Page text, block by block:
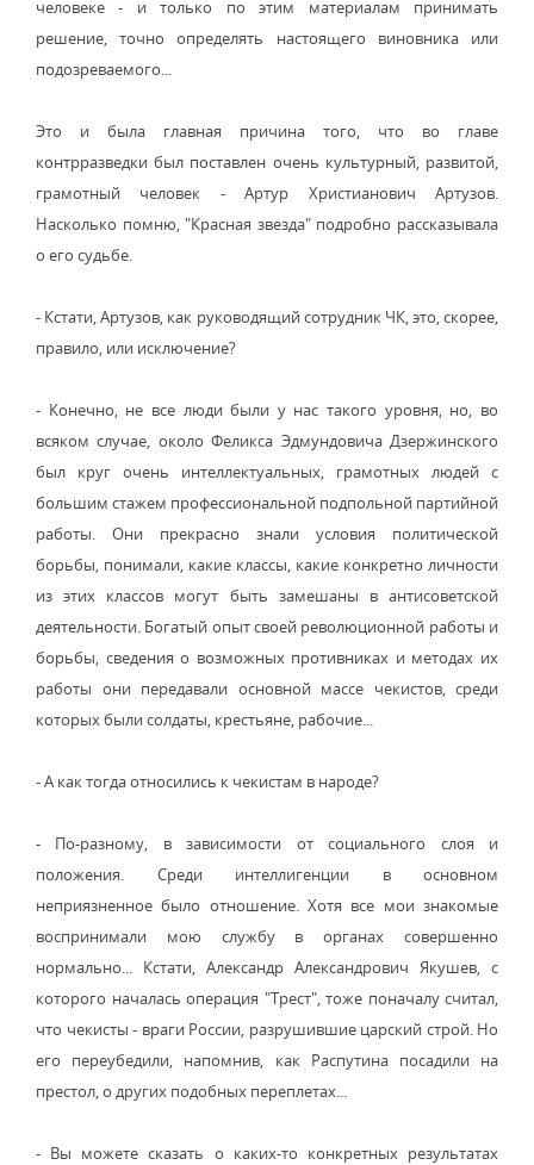
человеке - и только по этим материалам принимать
решение, точно определять настоящего виновника или
подозреваемого...
Это и была главная причина того, что во главе
контрразведки был поставлен очень культурный, развитой,
грамотный человек - Артур Христианович Артузов.
Насколько помню, "Красная звезда" подробно рассказывала
о его судьбе.
- Кстати, Артузов, как руководящий сотрудник ЧК, это, скорее,
правило, или исключение?
- Конечно, не все люди были у нас такого уровня, но, во
всяком случае, около Феликса Эдмундовича Дзержинского
был круг очень интеллектуальных, грамотных людей с
большим стажем профессиональной подпольной партийной
работы. Они прекрасно знали условия политической
борьбы, понимали, какие классы, какие конкретно личности
из этих классов могут быть замешаны в антисоветской
деятельности. Богатый опыт своей революционной работы и
борьбы, сведения о возможных противниках и методах их
работы они передавали основной массе чекистов, среди
которых были солдаты, крестьяне, рабочие...
- А как тогда относились к чекистам в народе?
- По-разному, в зависимости от социального слоя и
положения. Среди интеллигенции в основном
неприязненное было отношение. Хотя все мои знакомые
воспринимали мою службу в органах совершенно
нормально... Кстати, Александр Александрович Якушев, с
которого началась операция "Трест", тоже поначалу считал,
что чекисты - враги России, разрушившие царский строй. Но
его переубедили, напомнив, как Распутина посадили на
престол, о других подобных переплетах...
- Вы можете сказать о каких-то конкретных результатах